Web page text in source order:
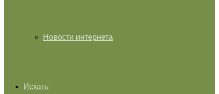
Новости интернета
Искать